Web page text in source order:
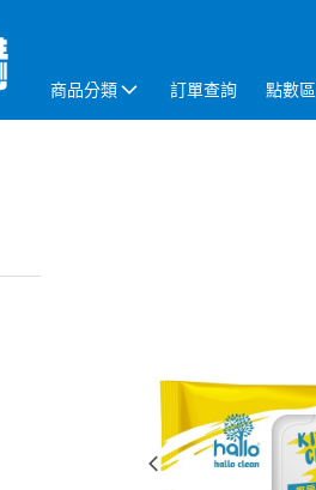
商品分類 訂單查詢 點數區